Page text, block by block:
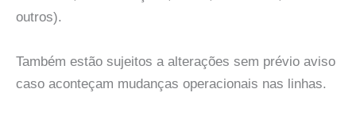
outros).
Também estão sujeitos a alterações sem prévio aviso
caso aconteçam mudanças operacionais nas linhas.